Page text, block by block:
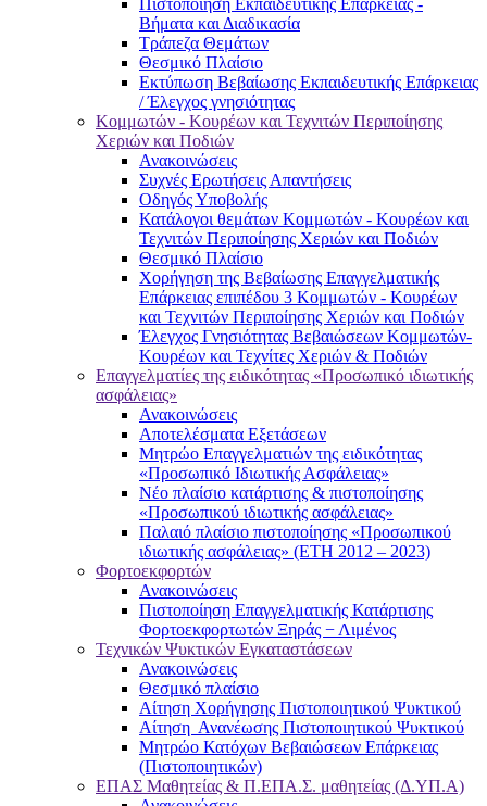
Πιστοποίηση Εκπαιδευτικής Επάρκειας -
Βήματα και Διαδικασία
Τράπεζα Θεμάτων
Θεσμικό Πλαίσιο
Εκτύπωση Βεβαίωσης Εκπαιδευτικής Επάρκειας
/ Έλεγχος γνησιότητας
Κομμωτών - Κουρέων και Τεχνιτών Περιποίησης
Χεριών και Ποδιών
Ανακοινώσεις
Συχνές Ερωτήσεις Απαντήσεις
Οδηγός Υποβολής
Κατάλογοι θεμάτων Κομμωτών - Κουρέων και
Τεχνιτών Περιποίησης Χεριών και Ποδιών
Θεσμικό Πλαίσιο
Χορήγηση της Βεβαίωσης Επαγγελματικής
Επάρκειας επιπέδου 3 Κομμωτών - Κουρέων
και Τεχνιτών Περιποίησης Χεριών και Ποδιών
Έλεγχος Γνησιότητας Βεβαιώσεων Κομμωτών-
Κουρέων και Τεχνίτες Χεριών & Ποδιών
Επαγγελματίες της ειδικότητας «Προσωπικό ιδιωτικής
ασφάλειας»
Ανακοινώσεις
Αποτελέσματα Εξετάσεων
Μητρώο Επαγγελματιών της ειδικότητας
«Προσωπικό Ιδιωτικής Ασφάλειας»
Νέο πλαίσιο κατάρτισης & πιστοποίησης
«Προσωπικού ιδιωτικής ασφάλειας»
Παλαιό πλαίσιο πιστοποίησης «Προσωπικού
ιδιωτικής ασφάλειας» (ΕΤΗ 2012 – 2023)
Φορτοεκφορτών
Ανακοινώσεις
Πιστοποίηση Επαγγελματικής Κατάρτισης
Φορτοεκφορτωτών Ξηράς − Λιμένος
Τεχνικών Ψυκτικών Εγκαταστάσεων
Ανακοινώσεις
Θεσμικό πλαίσιο
Αίτηση Χορήγησης Πιστοποιητικού Ψυκτικού
Αίτηση Ανανέωσης Πιστοποιητικού Ψυκτικού
Μητρώο Κατόχων Βεβαιώσεων Επάρκειας
(Πιστοποιητικών)
ΕΠΑΣ Μαθητείας & Π.ΕΠΑ.Σ. μαθητείας (Δ.ΥΠ.Α)